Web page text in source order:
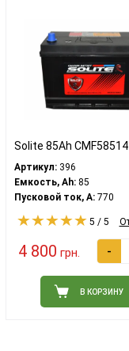
Solite 85Ah CMF58514
Артикул: 396
Емкость, Ah: 85
Пусковой ток, A: 770
5 / 5
4 800 грн. -
В КОРЗИНУ